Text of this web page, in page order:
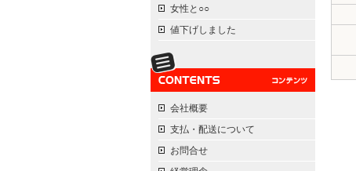
女性と○○
値下げしました
会社概要
支払・配送について
お問合せ